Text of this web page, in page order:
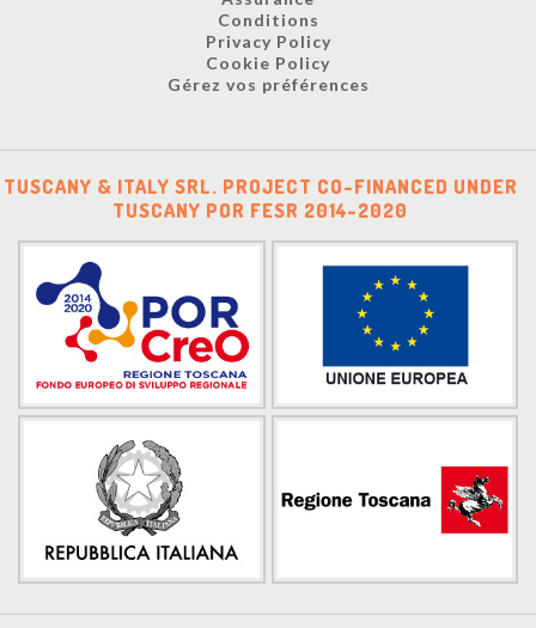
Conditions
Privacy Policy
Cookie Policy
Gérez vos préférences
TUSCANY & ITALY SRL. PROJECT CO-FINANCED UNDER
TUSCANY POR FESR 2014-2020